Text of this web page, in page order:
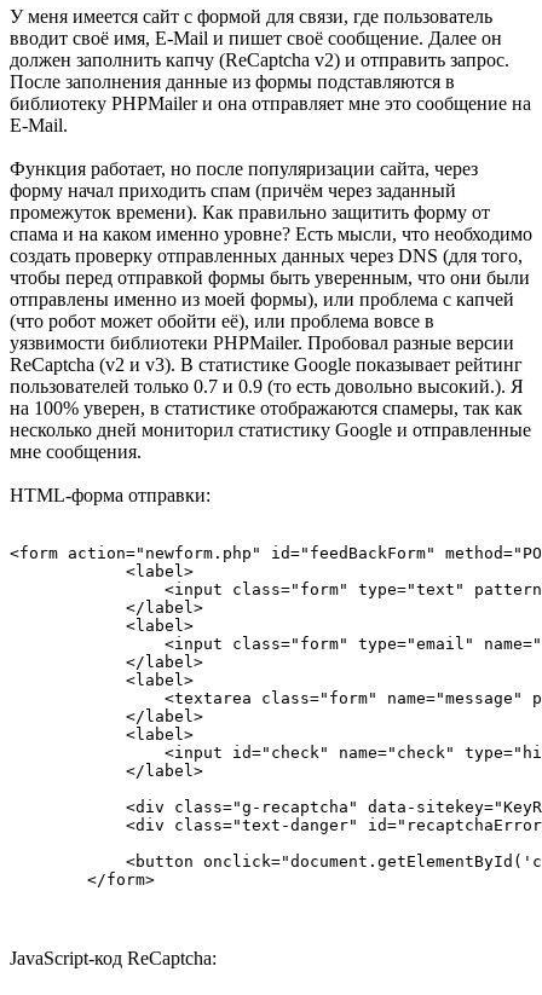
У меня имеется сайт с формой для связи, где пользователь
вводит своё имя, E-Mail и пишет своё сообщение. Далее он
должен заполнить капчу (ReCaptcha v2) и отправить запрос.
После заполнения данные из формы подставляются в
библиотеку PHPMailer и она отправляет мне это сообщение на
E-Mail.
Функция работает, но после популяризации сайта, через
форму начал приходить спам (причём через заданный
промежуток времени). Как правильно защитить форму от
спама и на каком именно уровне? Есть мысли, что необходимо
создать проверку отправленных данных через DNS (для того,
чтобы перед отправкой формы быть уверенным, что они были
отправлены именно из моей формы), или проблема с капчей
(что робот может обойти её), или проблема вовсе в
уязвимости библиотеки PHPMailer. Пробовал разные версии
ReCaptcha (v2 и v3). В статистике Google показывает рейтинг
пользователей только 0.7 и 0.9 (то есть довольно высокий.). Я
на 100% уверен, в статистике отображаются спамеры, так как
несколько дней мониторил статистику Google и отправленные
мне сообщения.
HTML-форма отправки:
<form action="newform.php" id="feedBackForm"
            <label>
<input class="form" type="text"
            </label>
            <label>
<input class="form" type="email"
            </label>
            <label>
<textarea class="form" name="message"
            </label>
            <label>
<input id="check" name="check"
            </label>
<div class="g-recaptcha" data-
<div class="text-danger"
<button
        </form>
JavaScript-код ReCaptcha: